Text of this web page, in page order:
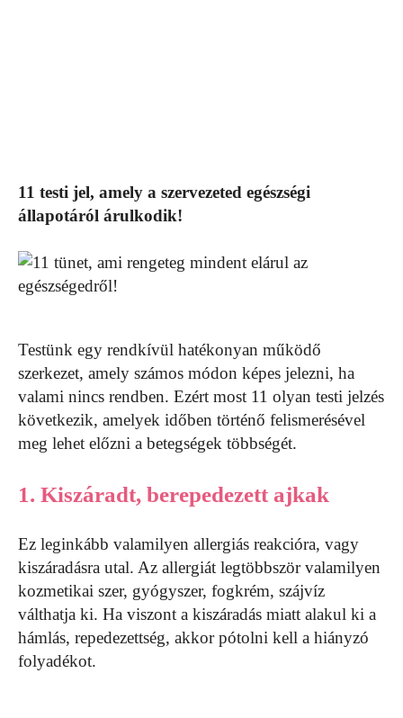
11 testi jel, amely a szervezeted egészségi
állapotáról árulkodik!
Testünk egy rendkívül hatékonyan működő
szerkezet, amely számos módon képes jelezni, ha
valami nincs rendben. Ezért most 11 olyan testi jelzés
következik, amelyek időben történő felismerésével
meg lehet előzni a betegségek többségét.
1. Kiszáradt, berepedezett ajkak
Ez leginkább valamilyen allergiás reakcióra, vagy
kiszáradásra utal. Az allergiát legtöbbször valamilyen
kozmetikai szer, gyógyszer, fogkrém, szájvíz
válthatja ki. Ha viszont a kiszáradás miatt alakul ki a
hámlás, repedezettség, akkor pótolni kell a hiányzó
folyadékot.